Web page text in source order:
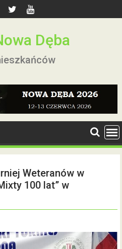
Dęba
Weteranów w
100 lat” w